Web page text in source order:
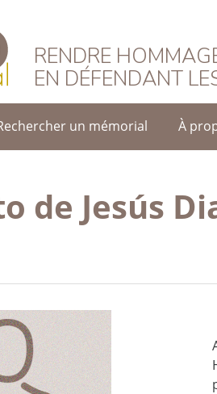
–
RENDRE
EN DÉFENDANT
un mémorial À
de Jesús